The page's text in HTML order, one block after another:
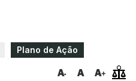
Plano de Ação